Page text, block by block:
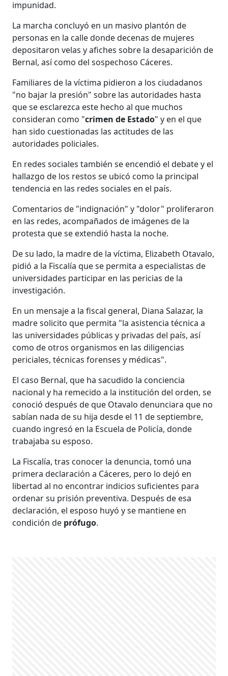
impunidad.
La marcha concluyó en un masivo plantón de
personas en la calle donde decenas de mujeres
depositaron velas y afiches sobre la desaparición de
Bernal, así como del sospechoso Cáceres.
Familiares de la víctima pidieron a los ciudadanos
"no bajar la presión" sobre las autoridades hasta
que se esclarezca este hecho al que muchos
consideran como "crimen de Estado" y en el que
han sido cuestionadas las actitudes de las
autoridades policiales.
En redes sociales también se encendió el debate y el
hallazgo de los restos se ubicó como la principal
tendencia en las redes sociales en el país.
Comentarios de "indignación" y "dolor" proliferaron
en las redes, acompañados de imágenes de la
protesta que se extendió hasta la noche.
De su lado, la madre de la víctima, Elizabeth Otavalo,
pidió a la Fiscalía que se permita a especialistas de
universidades participar en las pericias de la
investigación.
En un mensaje a la fiscal general, Diana Salazar, la
madre solicito que permita "la asistencia técnica a
las universidades públicas y privadas del país, así
como de otros organismos en las diligencias
periciales, técnicas forenses y médicas".
El caso Bernal, que ha sacudido la conciencia
nacional y ha remecido a la institución del orden, se
conoció después de que Otavalo denunciara que no
sabían nada de su hija desde el 11 de septiembre,
cuando ingresó en la Escuela de Policía, donde
trabajaba su esposo.
La Fiscalía, tras conocer la denuncia, tomó una
primera declaración a Cáceres, pero lo dejó en
libertad al no encontrar indicios suficientes para
ordenar su prisión preventiva. Después de esa
declaración, el esposo huyó y se mantiene en
condición de prófugo.